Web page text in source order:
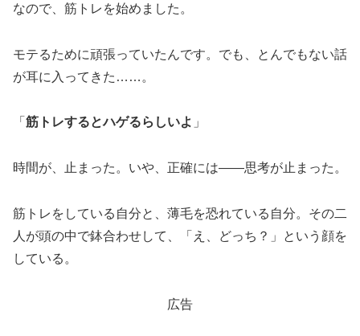
なので、筋トレを始めました。
モテるために頑張っていたんです。でも、とんでもない話
が耳に入ってきた……。
「 筋トレするとハゲるらしいよ 」
時間が、止まった。いや、正確には——思考が止まった。
筋トレをしている自分と、薄毛を恐れている自分。その二
人が頭の中で鉢合わせして、「え、どっち？」という顔を
している。
広告